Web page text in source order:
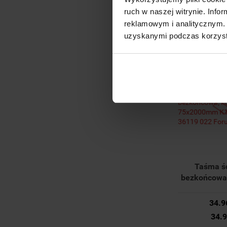
ruch w naszej witrynie.
reklamowym i
uzyskanymi podczas
Taśma
36119